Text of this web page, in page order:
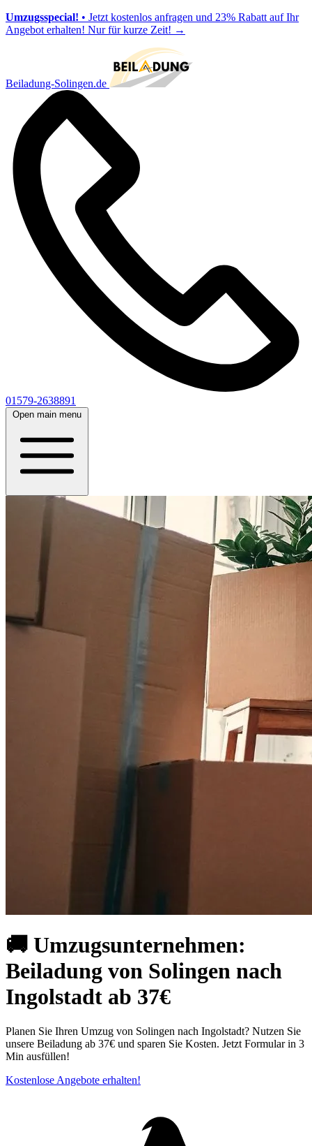
Umzugsspecial! • Jetzt kostenlos anfragen und 23% Rabatt auf Ihr
Angebot erhalten! Nur für kurze Zeit! →
Beiladung-Solingen.de
01579-2638891
Open main menu
🚚 Umzugsunternehmen:
Beiladung von Solingen nach
Ingolstadt ab 37€
Planen Sie Ihren Umzug von Solingen nach Ingolstadt? Nutzen Sie
unsere Beiladung ab 37€ und sparen Sie Kosten. Jetzt Formular in 3
Min ausfüllen!
Kostenlose Angebote erhalten!